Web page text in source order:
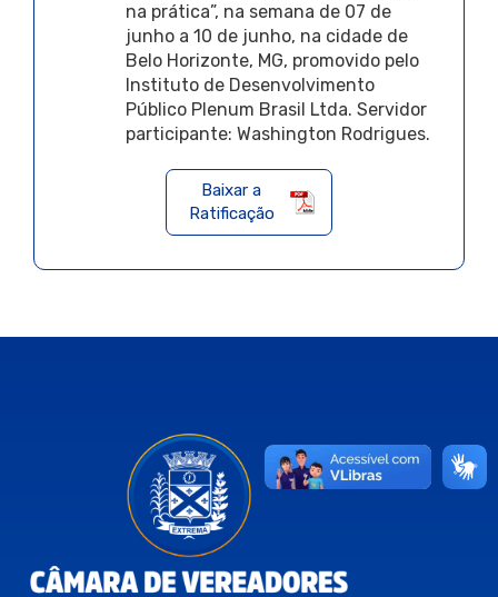
na prática”, na semana de 07 de
junho a 10 de junho, na cidade de
Belo Horizonte, MG, promovido pelo
Instituto de Desenvolvimento
Público Plenum Brasil Ltda. Servidor
participante: Washington Rodrigues.
Baixar a
Ratificação